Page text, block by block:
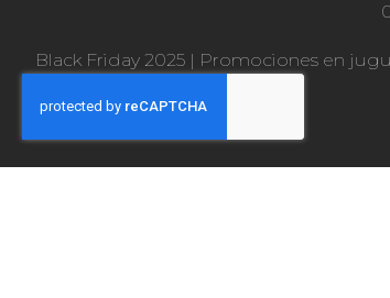
Black Friday 2025 | Promociones en